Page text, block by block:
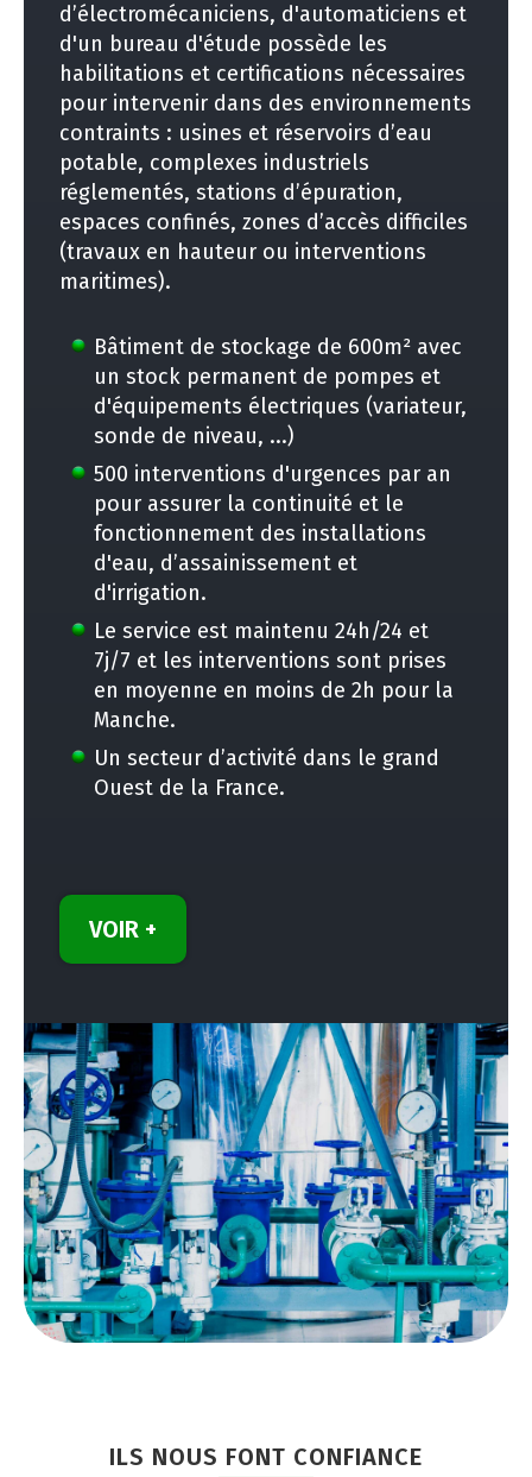
d’électromécaniciens, d'automaticiens et
d'un bureau d'étude possède les
habilitations et certifications nécessaires
pour intervenir dans des environnements
contraints : usines et réservoirs d’eau
potable, complexes industriels
réglementés, stations d’épuration,
espaces confinés, zones d’accès difficiles
(travaux en hauteur ou interventions
maritimes).
Bâtiment de stockage de 600m² avec
un stock permanent de pompes et
d'équipements électriques (variateur,
sonde de niveau, ...)
500 interventions d'urgences par an
pour assurer la continuité et le
fonctionnement des installations
d'eau, d’assainissement et
d'irrigation.
Le service est maintenu 24h/24 et
7j/7 et les interventions sont prises
en moyenne en moins de 2h pour la
Manche.
Un secteur d’activité dans le grand
Ouest de la France.
VOIR +
ILS NOUS FONT CONFIANCE